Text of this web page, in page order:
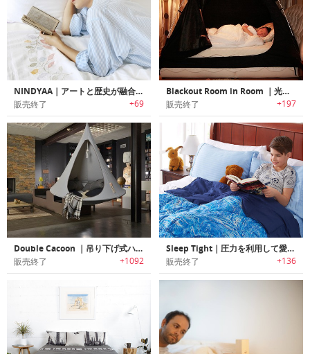
NINDYAA｜アートと歴史が融合したデザインの新スタイルベッドシーツ「ニンディア」
販売終了 +69
Blackout Room in Room ｜光をシャットアウトするオールインワンベッドテント「ブラックアウトルームインルーム」
販売終了 +197
Double Cacoon ｜吊り下げ式ハンモックスタイルテント「カクーン」
販売終了 +1092
Sleep Tight｜圧力を利用して愛情のあるタッチ/ハグを再現した睡眠改善ウェイトブランケット「スリープタイト」
販売終了 +136